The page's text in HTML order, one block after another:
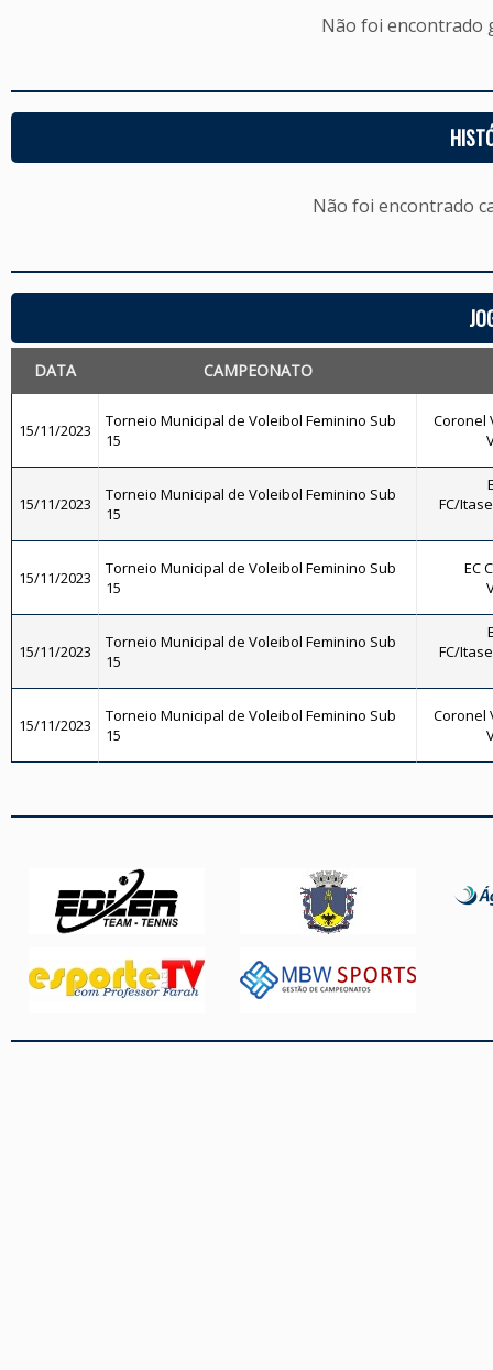
Não foi encontrado
Não foi encontrado
DATA CAMPEONATO
15/11/2023
Torneio Municipal de Voleibol Feminino Sub
15
Coronel
15/11/2023
Torneio Municipal de Voleibol Feminino Sub
15
FC/
15/11/2023
Torneio Municipal de Voleibol Feminino Sub
15
EC
15/11/2023
Torneio Municipal de Voleibol Feminino Sub
15
FC/
15/11/2023
Torneio Municipal de Voleibol Feminino Sub
15
Coronel